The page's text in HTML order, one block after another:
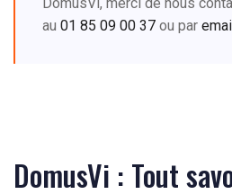
au 01 85 09 00 37 ou par
DomusVi : Tout